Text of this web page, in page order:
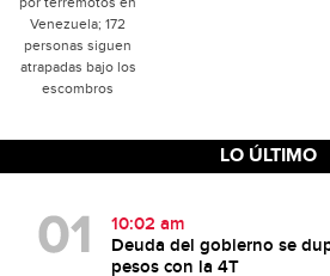
Venezuela; 172
personas siguen
atrapadas bajo los
escombros
LO ÚLTIMO
10:02 am
Deuda del gobierno se
pesos con la 4T